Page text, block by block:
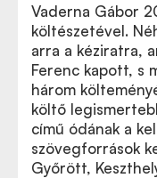
Vaderna Gábor
költészetével.
arra a kéziratra,
Ferenc kapott, s
három
költő
című ódának a
szövegforrások
Győrött,